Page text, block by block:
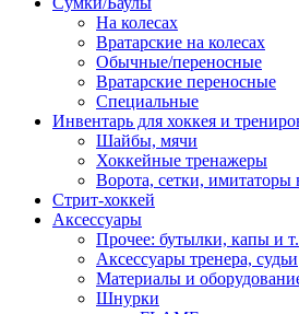
На колесах
Вратарские на колесах
Обычные/переносные
Вратарские переносные
Специальные
Инвентарь для хоккея и
Шайбы, мячи
Хоккейные тренажеры
Ворота, сетки, имитаторы
Стрит-хоккей
Аксессуары
Прочее: бутылки, капы и
Аксессуары тренера, судьи
Материалы и
Шнурки